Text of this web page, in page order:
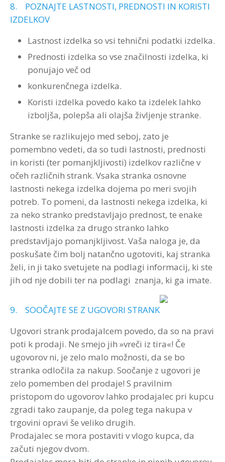
8. POZNAJTE LASTNOSTI, PREDNOSTI IN KORISTI
IZDELKOV
Lastnost izdelka so vsi tehnični podatki izdelka.
Prednosti izdelka so vse značilnosti izdelka, ki
ponujajo več od
konkurenčnega izdelka.
Koristi izdelka povedo kako ta izdelek lahko
izboljša, polepša ali olajša življenje stranke.
Stranke se razlikujejo med seboj, zato je
pomembno vedeti, da so tudi lastnosti, prednosti
in koristi (ter pomanjkljivosti) izdelkov različne v
očeh različnih strank. Vsaka stranka osnovne
lastnosti nekega izdelka dojema po meri svojih
potreb. To pomeni, da lastnosti nekega izdelka, ki
za neko stranko predstavljajo prednost, te enake
lastnosti izdelka za drugo stranko lahko
predstavljajo pomanjkljivost. Vaša naloga je, da
poskušate čim bolj natančno ugotoviti, kaj stranka
želi, in ji tako svetujete na podlagi informacij, ki ste
jih od nje dobili ter na podlagi znanja, ki ga imate.
9. SOOČAJTE SE Z UGOVORI STRANK
Ugovori strank prodajalcem povedo, da so na pravi
poti k prodaji. Ne smejo jih »vreči iz tira«! Če
ugovorov ni, je zelo malo možnosti, da se bo
stranka odločila za nakup. Soočanje z ugovori je
zelo pomemben del prodaje! S pravilnim
pristopom do ugovorov lahko prodajalec pri kupcu
zgradi tako zaupanje, da poleg tega nakupa v
trgovini opravi še veliko drugih.
Prodajalec se mora postaviti v vlogo kupca, da
začuti njegov dvom.